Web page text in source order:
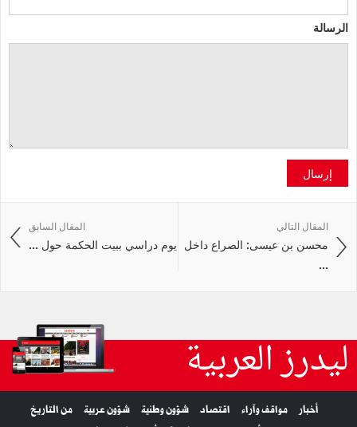
الرسالة
إرسال
المقال السابق
يوم دراسي ببيت الحكمة حول ...
المقال التالي
محسن بن عيسى: الصراع داخل
...
ليدرز العربية
أخبار مواقف وآراء اقتصاد شؤون وطنية شؤون عربية
من التاريخ